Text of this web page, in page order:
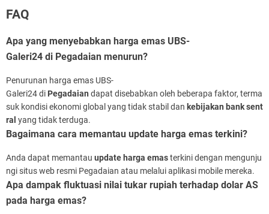
FAQ
Apa yang menyebabkan harga emas UBS-
Galeri24 di Pegadaian menurun?
Penurunan harga emas UBS-
Galeri24 di Pegadaian dapat disebabkan oleh beberapa faktor, terma
suk kondisi ekonomi global yang tidak stabil dan kebijakan bank sent
ral yang tidak terduga.
Bagaimana cara memantau update harga emas terkini?
Anda dapat memantau update harga emasterkini dengan mengunju
ngi situs web resmi Pegadaian atau melalui aplikasi mobile mereka.
Apa dampak fluktuasi nilai tukar rupiah terhadap dolar AS
pada harga emas?